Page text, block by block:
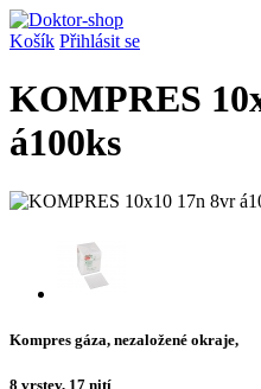
Košík Přihlásit se
KOMPRES
á100ks
Kompres gáza, nezaložené okraje,
8 vrstev, 17 nití